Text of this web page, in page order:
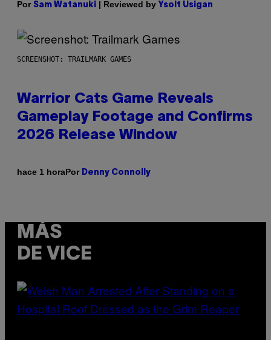
Por Sam Watanuki | Reviewed by Ysolt Usigan
SCREENSHOT: TRAILMARK GAMES
Warrior Cats Game Reveals
Gameplay Footage and Confirms
2026 Release Window
hace 1 horaPor Denny Connolly
MÁS
DE VICE